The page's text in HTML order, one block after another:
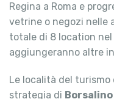
Regina a Roma e
vetrine o negozi nelle
totale di 8 location nel
aggiungeranno altre
Le località del turismo
strategia di Borsalino